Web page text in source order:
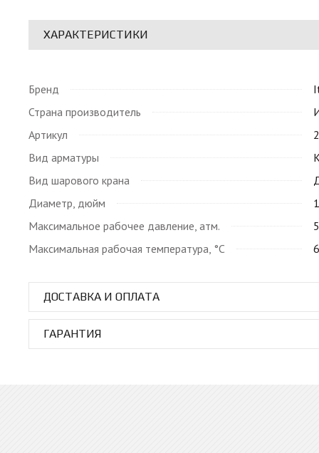
ХАРАКТЕРИСТИКИ
Бренд
Страна производитель
Артикул
Вид арматуры
Вид шарового крана
Диаметр, дюйм
Максимальное рабочее давление, атм.
5
Максимальная рабочая температура, °C
ДОСТАВКА И ОПЛАТА
ГАРАНТИЯ